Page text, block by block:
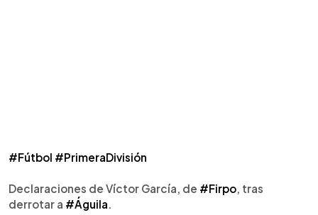
#Fútbol #PrimeraDivisión
Declaraciones de Víctor García, de #Firpo , tras
derrotar a #Águila